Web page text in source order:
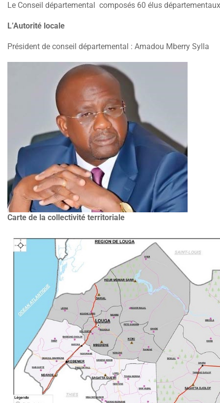
Le Conseil départemental composés 60 élus
L’Autorité locale
Président de conseil départemental : Amadou Mberry Sylla
Carte de la collectivité territoriale